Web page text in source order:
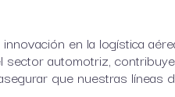
en la logística
automotriz,
que nuestras